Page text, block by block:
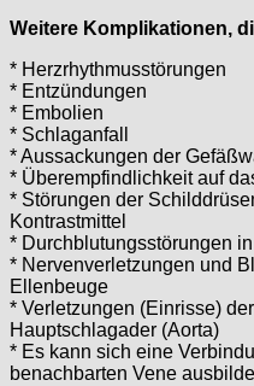
Weitere Komplikationen,
* Herzrhythmusstörungen
* Entzündungen
* Embolien
* Schlaganfall
* Aussackungen der
* Überempfindlichkeit auf
* Störungen der
Kontrastmittel
* Durchblutungsstörungen
* Nervenverletzungen und
Ellenbeuge
* Verletzungen (Einrisse)
Hauptschlagader (Aorta)
* Es kann sich eine
benachbarten Vene